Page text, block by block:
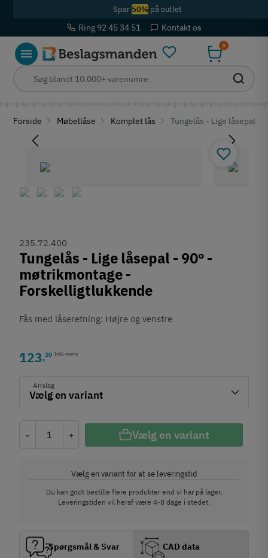
Spar 50%på outlet
Ring 92 45 34 51 Kontakt os
0
Forside Møbellåse Komplet lås Tungelås - Lige låsepal -
235.72.400
Tungelås - Lige låsepal - 90º -
møtrikmontage -
Forskelligtlukkende
Fås med låseretning: Højre og venstre
123,20 Inkl. moms
Anslag
- + Vælg en variant
Vælg en variant for at se leveringstid
Du kan godt bestille flere produkter end vi har på lager.
Leveringstiden vil heraf være 4-8 dage i stedet.
Spørgsmål & Svar CAD data